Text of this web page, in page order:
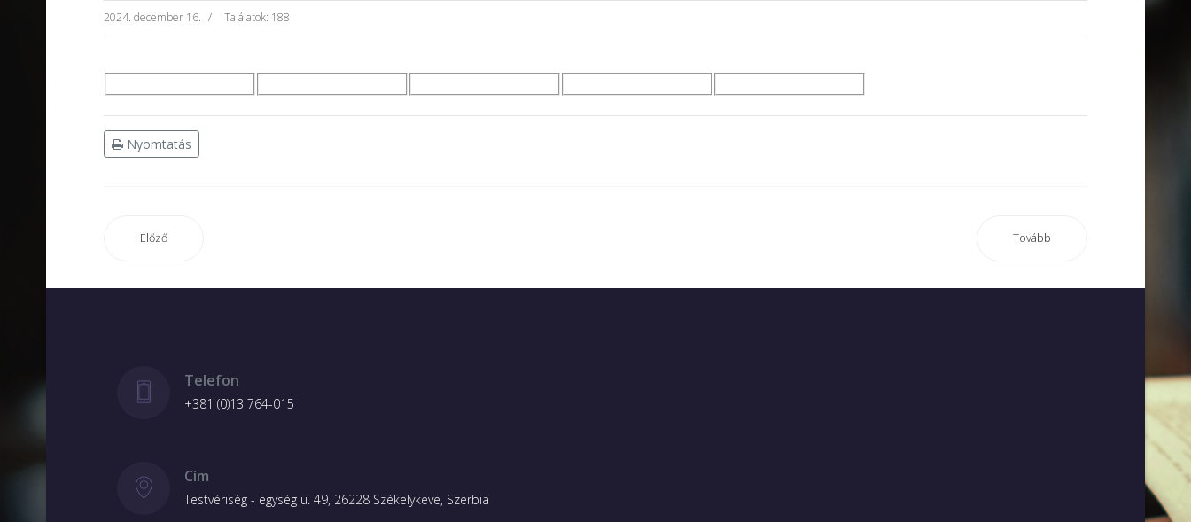
2024. december 16. Találatok: 188
Nyomtatás
Előző Tovább
Telefon
+381 (0)13 764-015
Cím
Testvériség - egység u. 49, 26228 Székelykeve, Szerbia